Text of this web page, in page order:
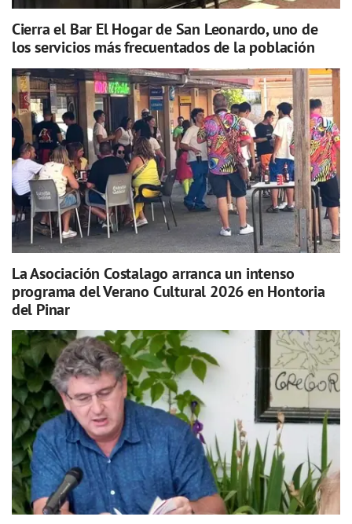
Cierra el Bar El Hogar de San Leonardo, uno de
los servicios más frecuentados de la población
La Asociación Costalago arranca un intenso
programa del Verano Cultural 2026 en Hontoria
del Pinar